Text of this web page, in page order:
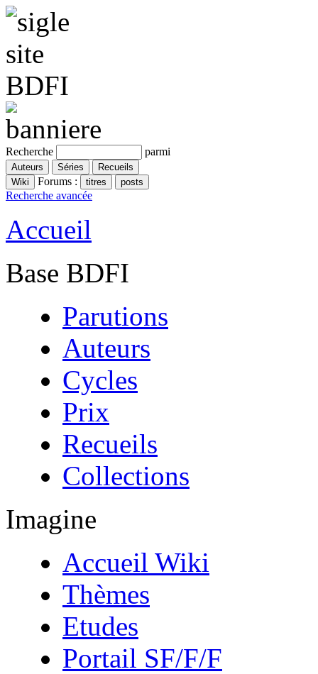
Recherche parmi
Forums :
Recherche avancée
Accueil
Base BDFI
Parutions
Auteurs
Cycles
Prix
Recueils
Collections
Imagine
Accueil Wiki
Thèmes
Etudes
Portail SF/F/F